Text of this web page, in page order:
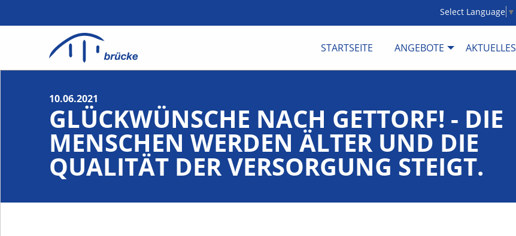
Select Language ▼
STARTSEITE ANGEBOTE AKTUELLES
10.06.2021
GLÜCKWÜNSCHE NACH GETTORF! - DIE
MENSCHEN WERDEN ÄLTER UND DIE
QUALITÄT DER VERSORGUNG STEIGT.